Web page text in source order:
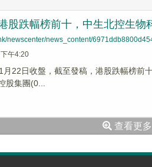
股跌幅榜前十，中生北控生
newscenter/news_content/
午4:20
月22日收盤，截至發稿，港股跌幅榜
股集團(0...
查看更多